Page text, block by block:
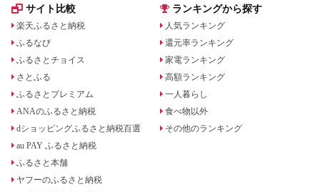
サイト比較
楽天ふるさと納税
ふるなび
ふるさとチョイス
さとふる
ふるさとプレミアム
ANAのふるさと納税
dショッピングふるさと納税百選
au PAY ふるさと納税
ふるさと本舗
ヤフーのふるさと納税
ランキングから探す
人気ランキング
還元率ランキング
家電ランキング
高額ランキング
一人暮らし
食べ物以外
その他のランキング